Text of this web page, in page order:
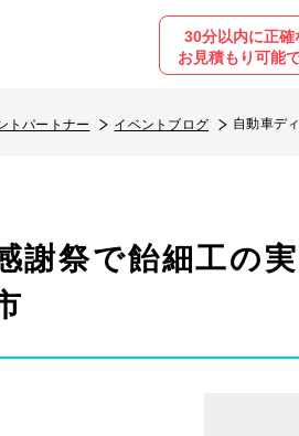
30分以内に正確
お見積もり可能
トパートナー イベントブログ 自動車デ
謝祭で飴細工の